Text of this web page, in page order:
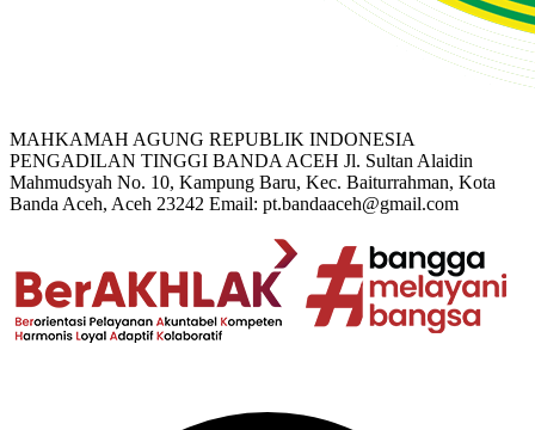
MAHKAMAH AGUNG REPUBLIK INDONESIA
PENGADILAN TINGGI BANDA ACEH Jl. Sultan Alaidin
Mahmudsyah No. 10, Kampung Baru, Kec. Baiturrahman, Kota
Banda Aceh, Aceh 23242 Email: pt.bandaaceh@gmail.com